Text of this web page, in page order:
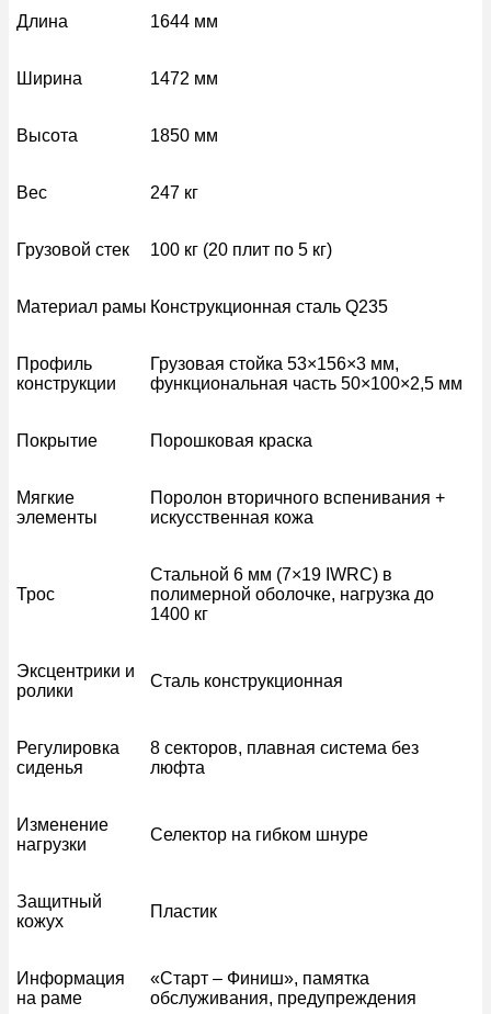
Длина 1644 мм
Ширина 1472 мм
Высота 1850 мм
Вес 247 кг
Грузовой стек 100 кг (20 плит по 5 кг)
Материал рамы Конструкционная сталь Q235
Профиль
конструкции
Грузовая стойка 53×156×3 мм,
функциональная часть 50×100×2,5 мм
Покрытие Порошковая краска
Мягкие
элементы
Поролон вторичного вспенивания +
искусственная кожа
Трос
Стальной 6 мм (7×19 IWRC) в
полимерной оболочке, нагрузка до
1400 кг
Эксцентрики и
ролики
Сталь конструкционная
Регулировка
сиденья
8 секторов, плавная система без
люфта
Изменение
нагрузки
Селектор на гибком шнуре
Защитный
кожух
Пластик
Информация
на раме
«Старт – Финиш», памятка
обслуживания, предупреждения